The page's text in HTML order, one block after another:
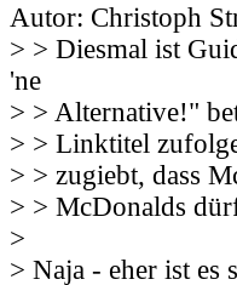
Autor: Christoph
> > Diesmal ist
'ne
> > Alternative!"
> > Linktitel
> > zugiebt, dass
> > McDonalds
>
> Naja - eher ist es